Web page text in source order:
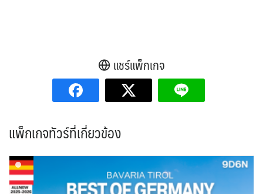
แชร์แพ็กเกจ
แพ็กเกจทัวร์ที่เกี่ยวข้อง